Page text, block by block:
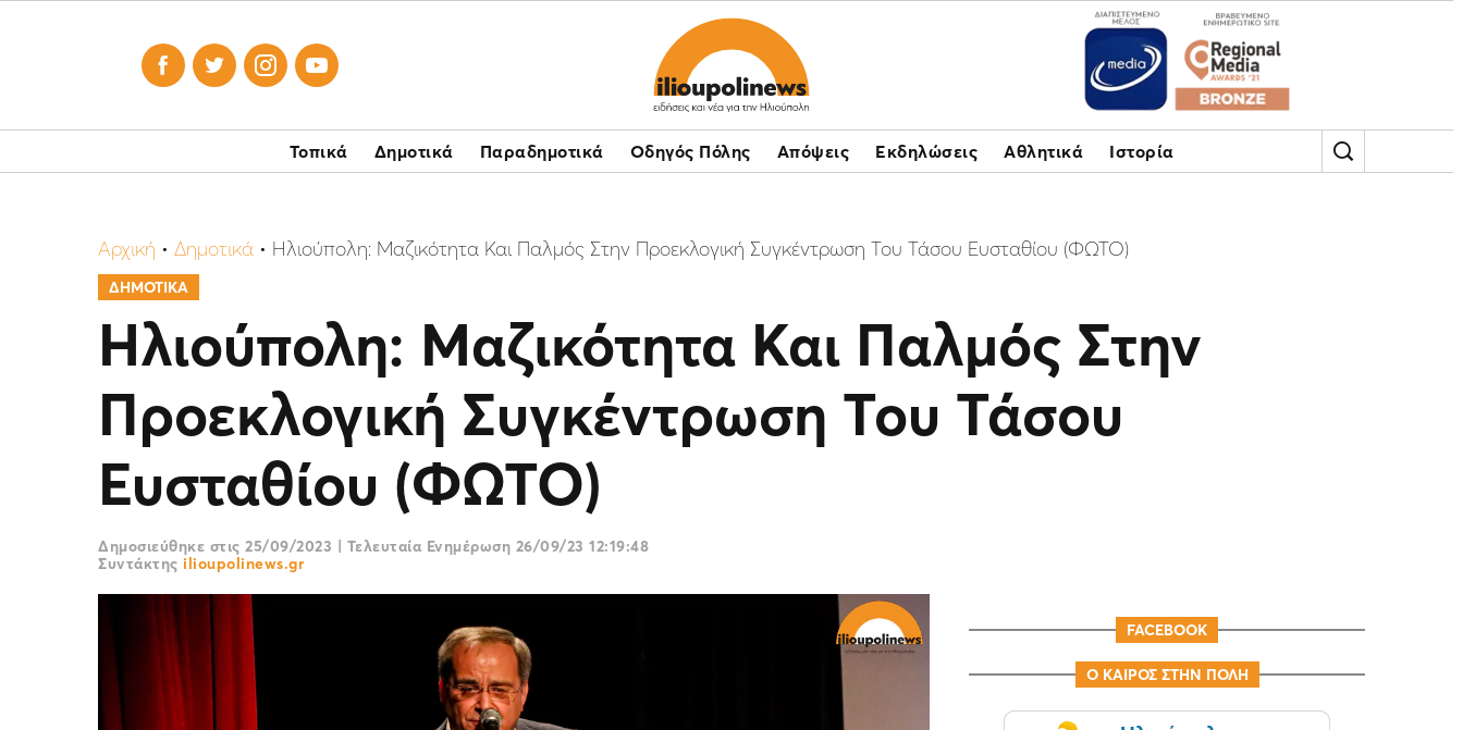
   
Τοπικά Δημοτικά Παραδημοτικά Οδηγός Πόλης Απόψεις Εκδηλώσεις Αθλητικά Ιστορία
Αρχική • Δημοτικά • Ηλιούπολη: Μαζικότητα Και Παλμός Στην Προεκλογική Συγκέντρωση Του Τάσου Ευσταθίου (ΦΩΤΟ)
ΔΗΜΟΤΙΚΑ
Ηλιούπολη: Μαζικότητα Και Παλμός Στην
Προεκλογική Συγκέντρωση Του Τάσου
Ευσταθίου (ΦΩΤΟ)
Δημοσιεύθηκε στις 25/09/2023 | Τελευταία Ενημέρωση 26/09/23 12:19:48
Συντάκτης ilioupolinews.gr
FACEBOOK
Ο ΚΑΙΡΟΣ ΣΤΗΝ ΠΟΛΗ